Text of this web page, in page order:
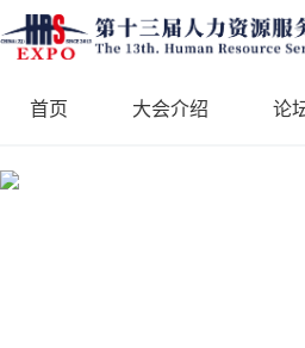
首页 大会介绍 论